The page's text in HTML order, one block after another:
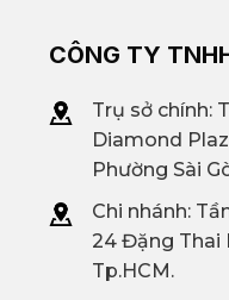
CÔNG TY
Trụ sở chính:
Diamond
Phường Sài
Chi nhánh: T
24 Đặng Thai
Tp.HCM.